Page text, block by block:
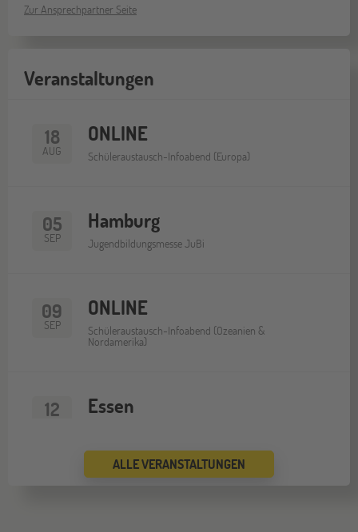
Zur Ansprechpartner Seite
Veranstaltungen
18
AUG
ONLINE
Schüleraustausch-Infoabend (Europa)
05
SEP
Hamburg
Jugendbildungsmesse JuBi
09
SEP
ONLINE
Schüleraustausch-Infoabend (Ozeanien &
Nordamerika)
12 Essen
ALLE VERANSTALTUNGEN